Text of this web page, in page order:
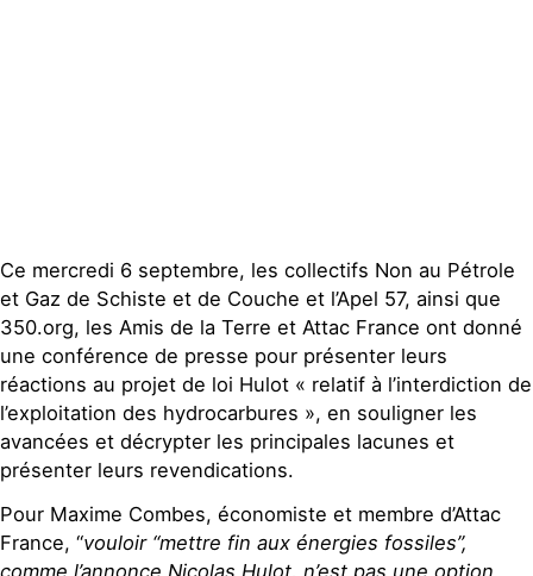
Ce mercredi 6 septembre, les collectifs Non au Pétrole
et Gaz de Schiste et de Couche et l’Apel 57, ainsi que
350.org, les Amis de la Terre et Attac France ont donné
une conférence de presse pour présenter leurs
réactions au projet de loi Hulot « relatif à l’interdiction de
l’exploitation des hydrocarbures », en souligner les
avancées et décrypter les principales lacunes et
présenter leurs revendications.
Pour Maxime Combes, économiste et membre d’Attac
France, “vouloir “mettre fin aux énergies fossiles”,
comme l’annonce Nicolas Hulot, n’est pas une option